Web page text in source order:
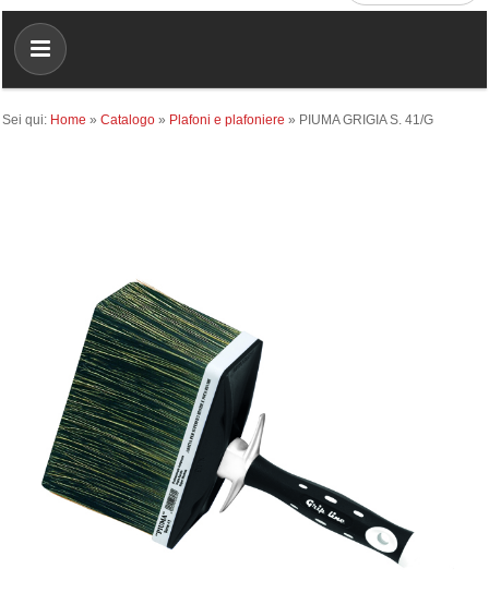
Sei qui: Home » Catalogo » Plafoni e plafoniere » PIUMA GRIGIA S. 41/G